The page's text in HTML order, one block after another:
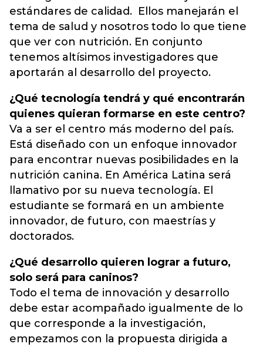
estándares de calidad. Ellos manejarán el
tema de salud y nosotros todo lo que tiene
que ver con nutrición. En conjunto
tenemos altísimos investigadores que
aportarán al desarrollo del proyecto.
¿Qué tecnología tendrá y qué encontrarán
quienes quieran formarse en este centro?
Va a ser el centro más moderno del país.
Está diseñado con un enfoque innovador
para encontrar nuevas posibilidades en la
nutrición canina. En América Latina será
llamativo por su nueva tecnología. El
estudiante se formará en un ambiente
innovador, de futuro, con maestrías y
doctorados.
¿Qué desarrollo quieren lograr a futuro,
solo será para caninos?
Todo el tema de innovación y desarrollo
debe estar acompañado igualmente de lo
que corresponde a la investigación,
empezamos con la propuesta dirigida a